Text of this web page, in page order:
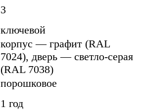
3
ключевой
корпус — графит (RAL
7024), дверь — светло-серая
(RAL 7038)
порошковое
1 год